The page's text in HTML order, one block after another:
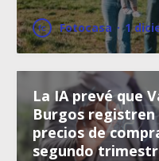
Fotocasa · 1
La IA prevé que
Burgos registren
precios de
segundo